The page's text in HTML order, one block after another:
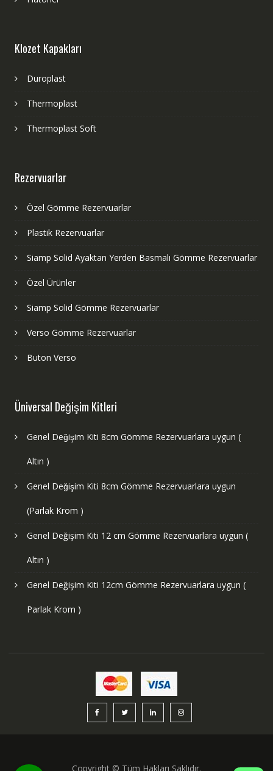
Klozet Kapakları
Duroplast
Thermoplast
Thermoplast Soft
Rezervuarlar
Özel Gömme Rezervuarlar
Plastik Rezervuarlar
Siamp Solid Ayaktan Yerden Basmalı Gömme Rezervuarlar
Özel Ürünler
Siamp Solid Gömme Rezervuarlar
Verso Gömme Rezervuarlar
Buton Verso
Üniversal Değişim Kitleri
Genel Değişim Kiti 8cm Gömme Rezervuarlara uygun (
Altın )
Genel Değişim Kiti 8cm Gömme Rezervuarlara uygun
(Parlak Krom )
Genel Değişim Kiti 12 cm Gömme Rezervuarlara uygun (
Altın )
Genel Değişim Kiti 12cm Gömme Rezervuarlara uygun (
Parlak Krom )
Copyright © Tüm Hakları Saklıdır.